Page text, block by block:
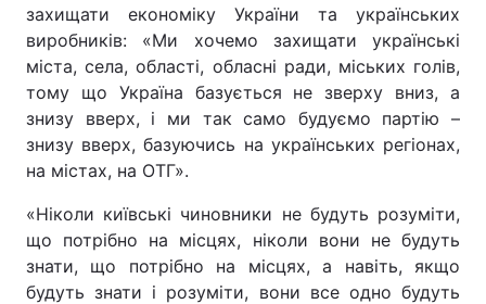
захищати економіку України та українських
виробників: «Ми хочемо захищати українські
міста, села, області, обласні ради, міських голів,
тому що Україна базується не зверху вниз, а
знизу вверх, і ми так само будуємо партію –
знизу вверх, базуючись на українських регіонах,
на містах, на ОТГ».
«Ніколи київські чиновники не будуть розуміти,
що потрібно на місцях, ніколи вони не будуть
знати, що потрібно на місцях, а навіть, якщо
будуть знати і розуміти, вони все одно будуть